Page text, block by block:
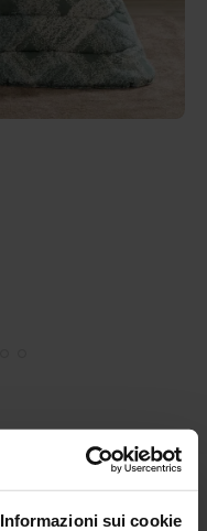
Informazioni sui cookie